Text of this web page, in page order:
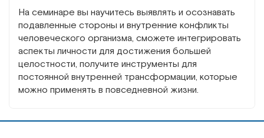
На семинаре вы научитесь выявлять и осознавать
подавленные стороны и внутренние конфликты
человеческого организма, сможете интегрировать
аспекты личности для достижения большей
целостности, получите инструменты для
постоянной внутренней трансформации, которые
можно применять в повседневной жизни.